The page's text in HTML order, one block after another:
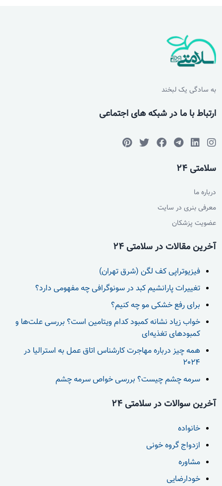
به سادگی یک لبخند
ارتباط با ما در شبکه های اجتماعی
سلامتی 24
درباره ما
معرفی بنری در سایت
عضویت پزشکان
آخرین مقالات در سلامتی 24
فیزیوتراپی کف لگن (شرق تهران)
تغییرات پارانشیم کبد در سونوگرافی چه مفهومی دارد؟
برای رفع خشکی مو چه کنیم؟
خواب زیاد نشانه کمبود کدام ویتامین است؟ بررسی علت‌ها و
کمبودهای تغذیه‌ای
همه چیز درباره مهاجرت کارشناس اتاق عمل به استرالیا در
2024
سرمه چشم چیست؟ بررسی خواص سرمه چشم
آخرین سوالات در سلامتی 24
خانواده
ازدواج گروه خونی
مشاوره
خودارضایی